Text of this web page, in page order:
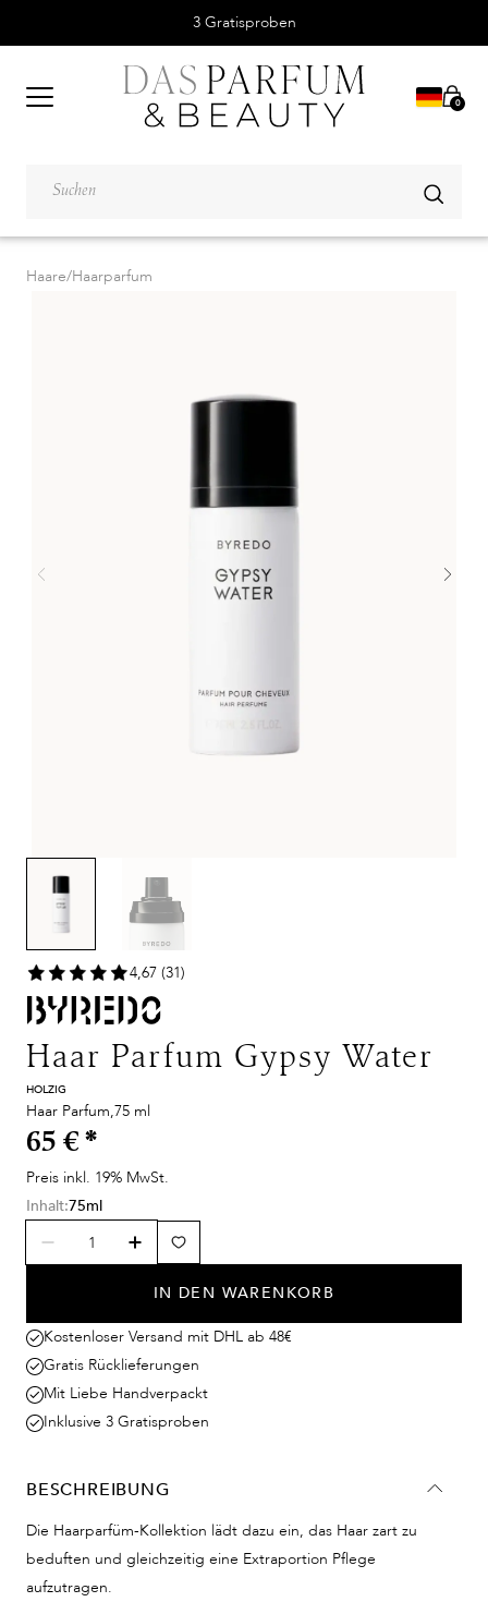
3 Gratisproben
0
Haare/Haarparfum
4,67 (31)
Haar Parfum Gypsy Water
HOLZIG
Haar Parfum,75 ml
65 € *
Preis inkl. 19% MwSt.
Inhalt:75ml
IN DEN WARENKORB
Kostenloser Versand mit DHL ab 48€
Gratis Rücklieferungen
Mit Liebe Handverpackt
Inklusive 3 Gratisproben
BESCHREIBUNG
Die Haarparfüm-Kollektion lädt dazu ein, das Haar zart zu
beduften und gleichzeitig eine Extraportion Pflege
aufzutragen.